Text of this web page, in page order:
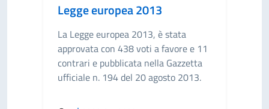
Legge europea 2013
La Legge europea 2013, è stata
approvata con 438 voti a favore e 11
contrari e pubblicata nella Gazzetta
ufficiale n. 194 del 20 agosto 2013.